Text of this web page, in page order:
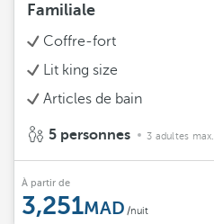
Familiale
Coffre-fort
Lit king size
Articles de bain
5 personnes 3 adultes max.
À partir de
3,251 /nuit